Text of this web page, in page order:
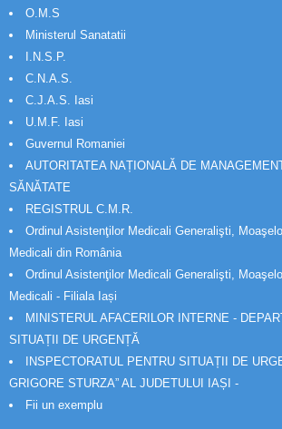
O.M.S
Ministerul Sanatatii
I.N.S.P.
C.N.A.S.
C.J.A.S. Iasi
U.M.F. Iasi
Guvernul Romaniei
AUTORITATEA NAȚIONALĂ DE
SĂNĂTATE
REGISTRUL C.M.R.
Ordinul Asistenţilor Medicali Generalişti,
Medicali din România
Ordinul Asistenţilor Medicali Generalişti,
Medicali - Filiala Iași
MINISTERUL AFACERILOR INTERNE -
SITUAȚII DE URGENȚĂ
INSPECTORATUL PENTRU SITUAȚII DE
GRIGORE STURZA” AL JUDETULUI IAȘI -
Fii un exemplu